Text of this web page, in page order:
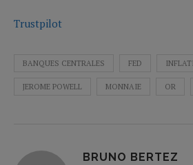
Trustpilot
BANQUES CENTRALES FED
JEROME POWELL MONNAIE OR
BRUNO BERTEZ